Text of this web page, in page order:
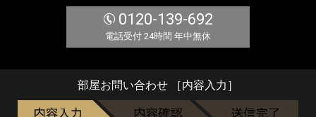
0120-139-692
電話受付 24時間 年中無休
部屋お問い合わせ ［内容入力］